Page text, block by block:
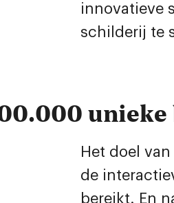
innovatieve
schilderij te
unieke
Het doel
de
bereikt. En